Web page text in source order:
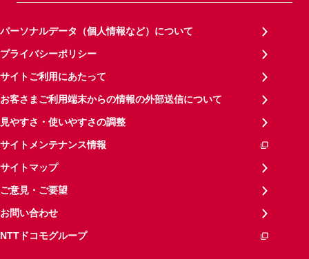
パーソナルデータ（個人情報など）について
プライバシーポリシー
サイトご利用にあたって
お客さまご利用端末からの情報の外部送信について
見やすさ・使いやすさの調整
サイトメンテナンス情報
サイトマップ
ご意見・ご要望
お問い合わせ
NTTドコモグループ